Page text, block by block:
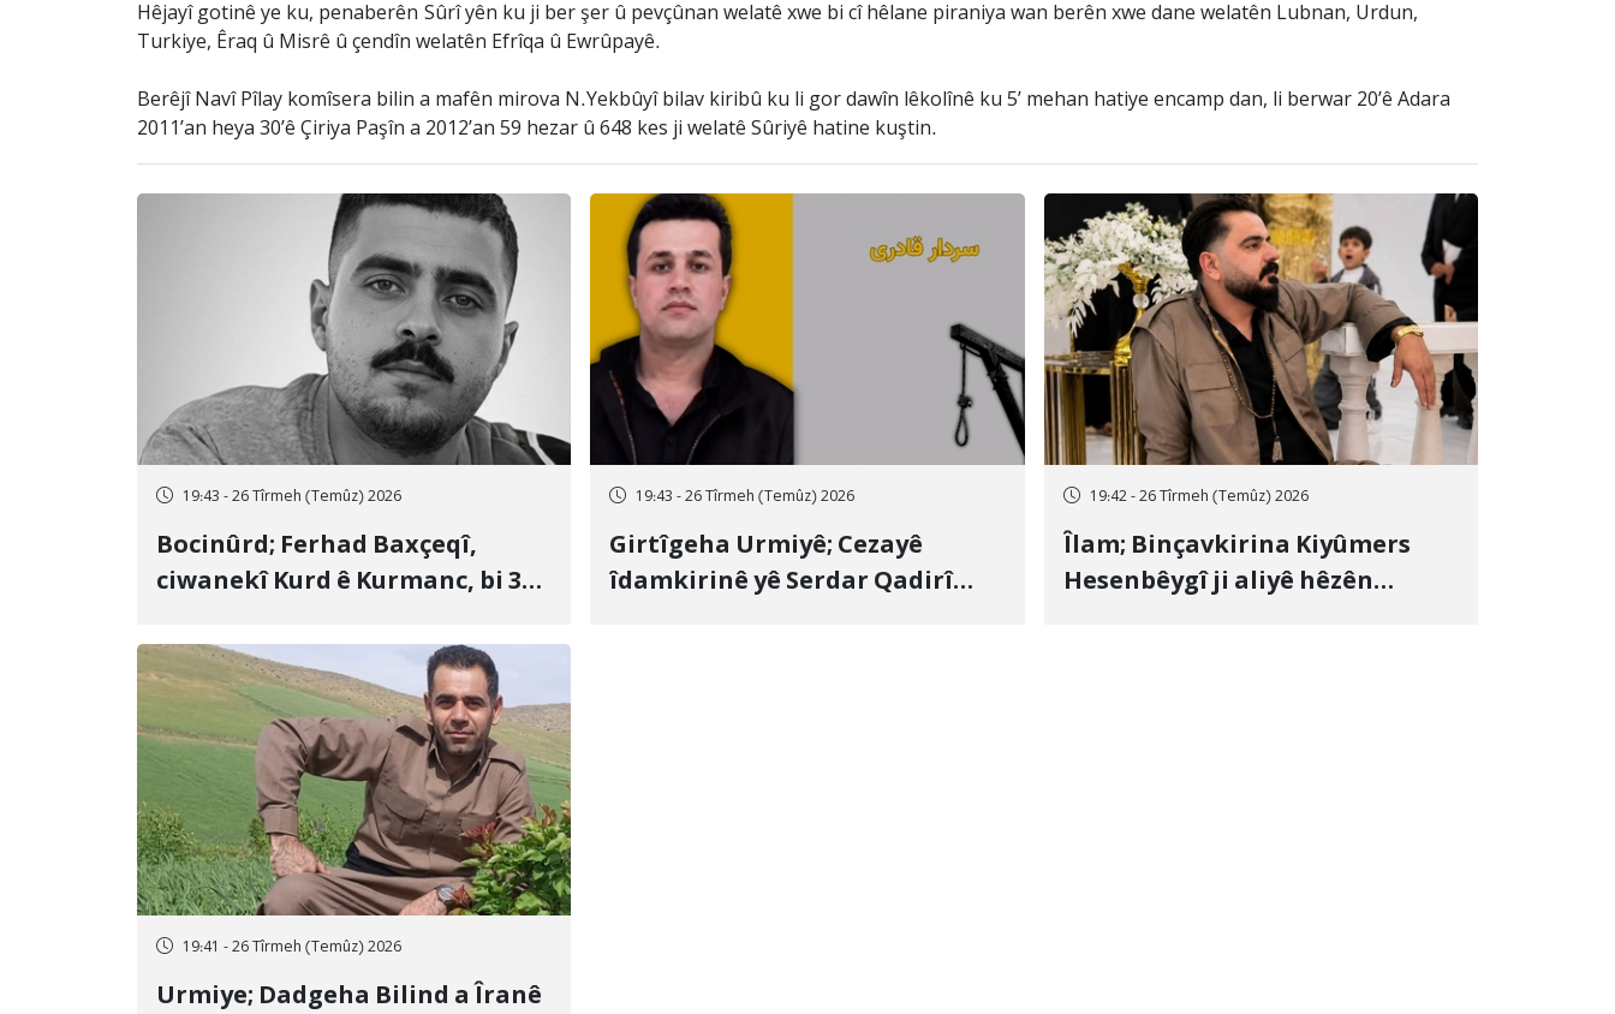
Hêjayî gotinê ye ku, penaberên Sûrî yên ku ji ber şer û pevçûnan welatê xwe bi cî hêlane piraniya wan berên xwe dane welatên Lubnan, Urdun,
Turkiye, Êraq û Misrê û çendîn welatên Efrîqa û Ewrûpayê.
Berêjî Navî Pîlay komîsera bilin a mafên mirova N.Yekbûyî bilav kiribû ku li gor dawîn lêkolînê ku 5’ mehan hatiye encamp dan, li berwar 20’ê Adara
2011’an heya 30’ê Çiriya Paşîn a 2012’an 59 hezar û 648 kes ji welatê Sûriyê hatine kuştin.
19:43 - 26 Tîrmeh (Temûz) 2026
Bocinûrd; Ferhad Baxçeqî,
ciwanekî Kurd ê Kurmanc, bi 3
cezakirin
19:43 - 26 Tîrmeh (Temûz) 2026
Girtîgeha Urmiyê; Cezayê
îdamkirinê yê Serdar Qadirî
19:42 - 26 Tîrmeh (Temûz) 2026
Îlam; Binçavkirina Kiyûmers
Hesenbêygî ji aliyê hêzên
19:41 - 26 Tîrmeh (Temûz) 2026
Urmiye; Dadgeha Bilind a Îranê